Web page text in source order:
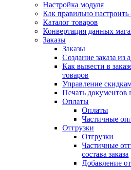
Настройка модуля
Как правильно настроить
Каталог товаров
Конвертация данных
Заказы
Заказы
Создание заказа из
Как вывести в
товаров
Управление
Печать документов
Оплаты
Оплаты
Частичные
Отгрузки
Отгрузки
Частичные
состава заказа
Добавление